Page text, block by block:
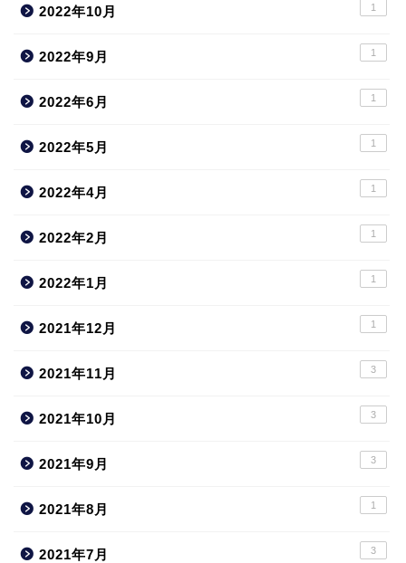
2022年10月 1
2022年9月 1
2022年6月 1
2022年5月 1
2022年4月 1
2022年2月 1
2022年1月 1
2021年12月 1
2021年11月 3
2021年10月 3
2021年9月 3
2021年8月 1
2021年7月 3